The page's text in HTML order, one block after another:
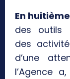
En
des outils
des
d’une
l’Agence